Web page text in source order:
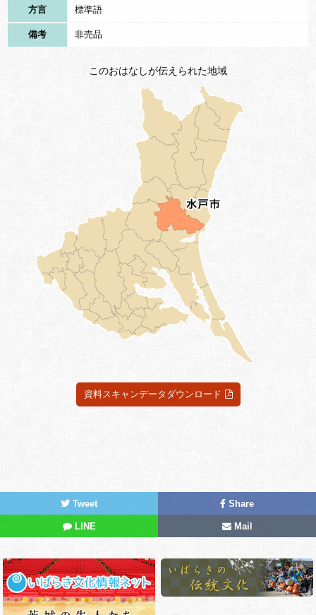
方言 標準語
備考 非売品
このおはなしが伝えられた地域
資料スキャンデータダウンロード
Tweet Share
LINE Mail